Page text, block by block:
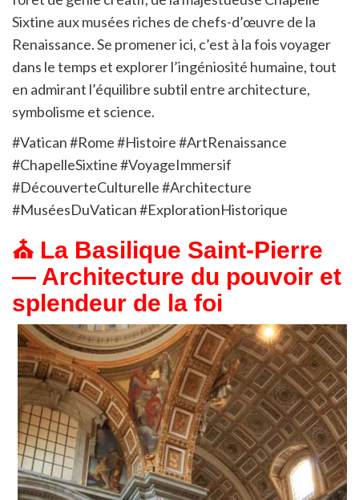
Sixtine aux musées riches de chefs-d’œuvre de la
Renaissance. Se promener ici, c’est à la fois voyager
dans le temps et explorer l’ingéniosité humaine, tout
en admirant l’équilibre subtil entre architecture,
symbolisme et science.
#Vatican #Rome #Histoire #ArtRenaissance
#ChapelleSixtine #VoyageImmersif
#DécouverteCulturelle #Architecture
#MuséesDuVatican #ExplorationHistorique
⛪ La Basilique Saint-Pierre
— Architecture du pouvoir et
splendeur de la foi